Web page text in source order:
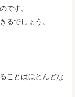
です。
るでしょう。
ことはほとんどな